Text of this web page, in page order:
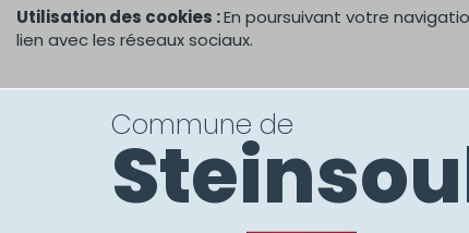
Utilisation des cookies :En poursuivant votre
lien avec les réseaux sociaux.
Commune de